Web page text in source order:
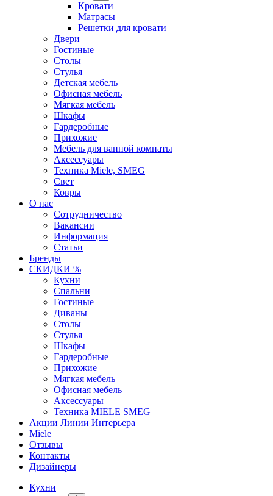
Кровати
Матрасы
Решетки для кровати
Двери
Гостиные
Столы
Стулья
Детская мебель
Офисная мебель
Мягкая мебель
Шкафы
Гардеробные
Прихожие
Мебель для ванной комнаты
Аксессуары
Техника Miele, SMEG
Свет
Ковры
О нас
Сотрудничество
Вакансии
Информация
Статьи
Бренды
СКИДКИ %
Кухни
Спальни
Гостиные
Диваны
Столы
Стулья
Шкафы
Гардеробные
Прихожие
Мягкая мебель
Офисная мебель
Аксессуары
Техника MIELE SMEG
Акции Линии Интерьера
Miele
Отзывы
Контакты
Дизайнеры
Кухни